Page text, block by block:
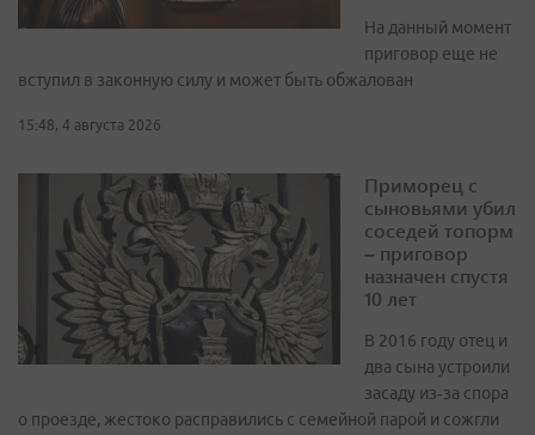
На данный момент
приговор еще не
вступил в законную силу и может быть обжалован
15:48, 4 августа 2026
Приморец с
сыновьями убил
соседей топорм
– приговор
назначен спустя
10 лет
В 2016 году отец и
два сына устроили
засаду из‑за спора
о проезде, жестоко расправились с семейной парой и сожгли